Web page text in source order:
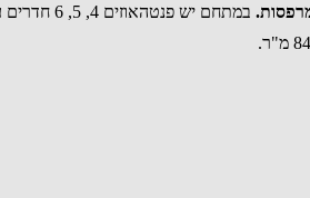
במתחם יש פנטהאוזים 4, 5, 6 חדרים עם מרפסות 48 מ"ר - 114 מ"ר